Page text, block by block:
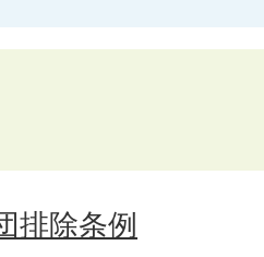
排除条例